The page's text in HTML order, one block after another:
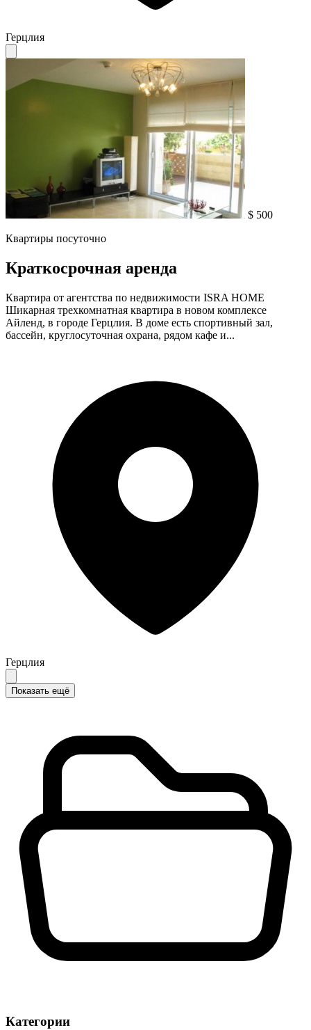
Герцлия
$ 500
Квартиры посуточно
Краткосрочная аренда
Квартира от агентства по недвижимости ISRA HOME
Шикарная трехкомнатная квартира в новом комплексе
Айленд, в городе Герцлия. В доме есть спортивный зал,
бассейн, круглосуточная охрана, рядом кафе и...
Герцлия
Показать ещё
Категории